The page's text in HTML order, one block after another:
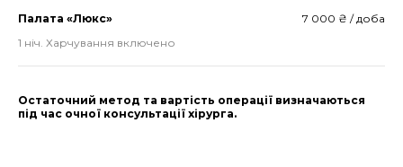
Палата «Люкс»
7 000 ₴ / доба
1 ніч. Харчування включено
Остаточний метод та вартість операції визначаються
під час очної консультації хірурга.